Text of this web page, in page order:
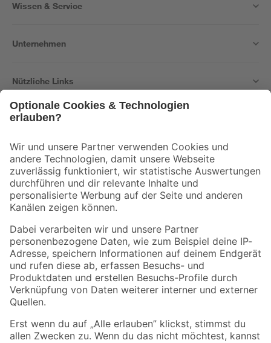
Wissen & Service
Unternehmen
Nützliche Links
Der toom Newsletter: Keine Angebote und Aktionen mehr verpassen!
Zur Newsletter Anmeldung
Folge uns
Zahlungsarten Versandarten
Sicher einkaufen